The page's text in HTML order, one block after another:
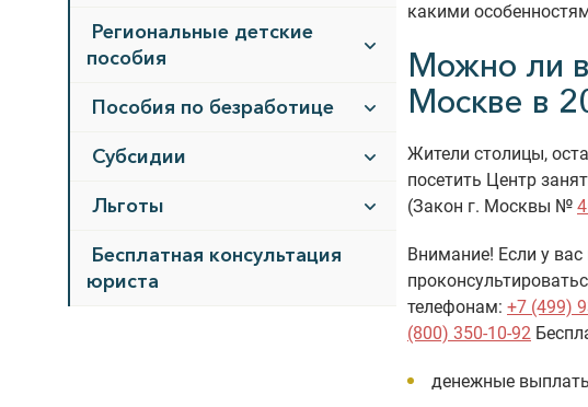
Региональные детские
пособия
Пособия по безработице
Субсидии
Льготы
Бесплатная консультация
юриста
какими
Можно ли
Москве в
Жители столицы,
посетить Центр
(Закон г. Москвы №
Внимание! Если у
телефонам: +7 (499)
(800) 350-10-92
денежные